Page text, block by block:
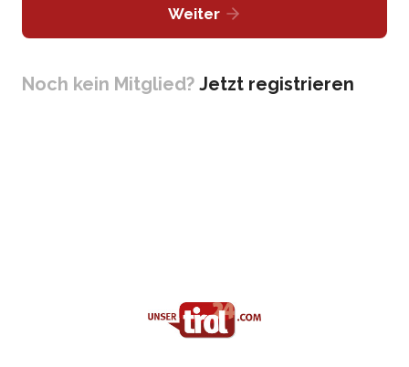
Weiter
Noch kein Mitglied? Jetzt registrieren